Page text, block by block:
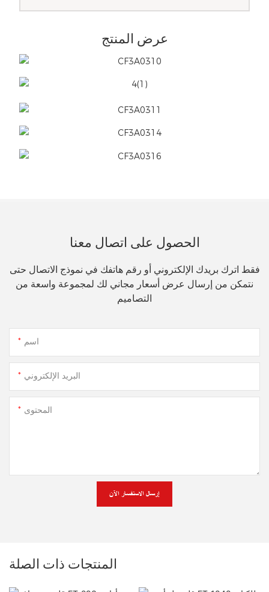
عرض المنتج
الحصول على اتصال معنا
فقط اترك بريدك الإلكتروني أو رقم هاتفك في نموذج الاتصال حتى
نتمكن من إرسال عرض أسعار مجاني لك لمجموعة واسعة من
التصاميم
اسم
البريد الإلكتروني
المحتوى
إرسال الاستفسار الآن
المنتجات ذات الصلة